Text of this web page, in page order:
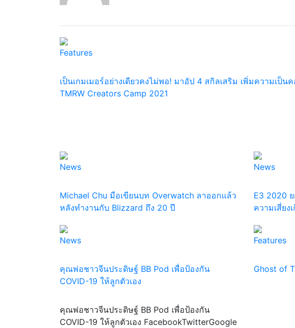
Features
เป็นเกมเมอร์อย่างเดียวคงไม่พอ! มาอัป 4 สกิลเสริม เพิ่มความเป็
TMRW Creators Camp 2021
News
Michael Chu มือเขียนบท Overwatch ลาออกแล้ว
หลังทำงานกับ Blizzard ถึง 20 ปี
News
E3 2020
ความเสี่ยง
News
คุณพ่อชาวจีนประดิษฐ์ BB Pod เพื่อป้องกัน
COVID-19 ให้ลูกตัวเอง
คุณพ่อชาวจีนประดิษฐ์ BB Pod เพื่อป้องกัน
COVID-19 ให้ลูกตัวเอง FacebookTwitterGoogle
Features
Ghost of